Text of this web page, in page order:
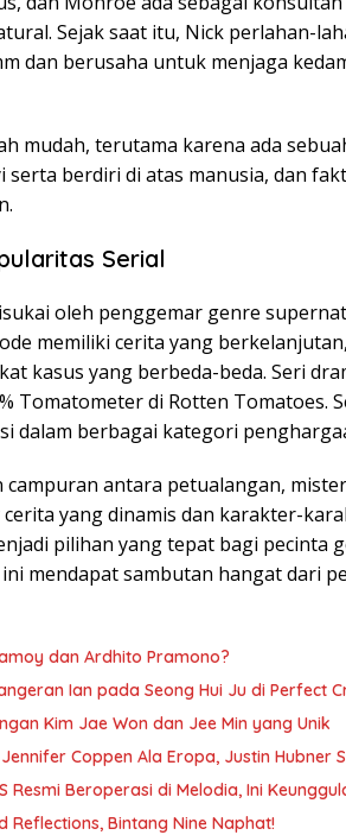
Sejak saat itu, Nick perlahan-
dan berusaha untuk menjaga
mudah, terutama karena ada
berdiri di atas manusia, dan
Serial
oleh penggemar genre
memiliki cerita yang
kasus yang berbeda-beda. Seri
Tomatometer di Rotten Tomatoes.
dalam berbagai kategori
campuran antara petualangan,
yang dinamis dan karakter-
pilihan yang tepat bagi pecinta
mendapat sambutan hangat dari
dan Ardhito Pramono?
Ian pada Seong Hui Ju di Perfect
Kim Jae Won dan Jee Min yang Unik
Coppen Ala Eropa, Justin Hubner
Resmi Beroperasi di Melodia, Ini
Reflections, Bintang Nine Naphat!